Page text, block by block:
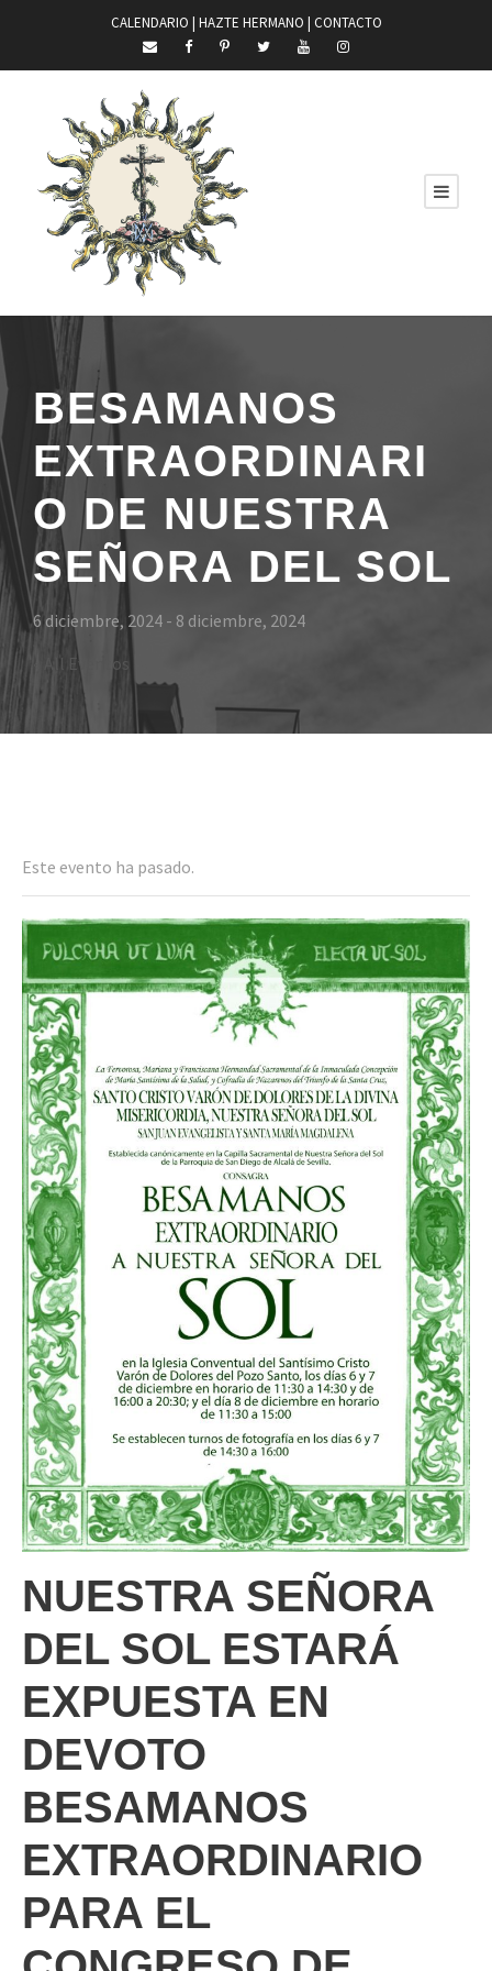
CALENDARIO | HAZTE HERMANO | CONTACTO
BESAMANOS
EXTRAORDINARI
O DE NUESTRA
SEÑORA DEL SOL
6 diciembre, 2024 - 8 diciembre, 2024
« All Eventos
Este evento ha pasado.
NUESTRA SEÑORA
DEL SOL ESTARÁ
EXPUESTA EN
DEVOTO
BESAMANOS
EXTRAORDINARIO
PARA EL